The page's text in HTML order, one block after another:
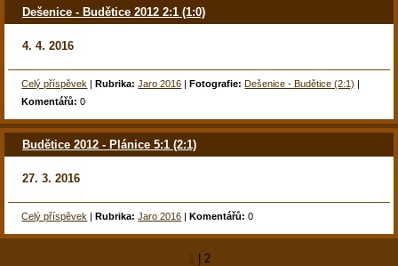
Dešenice - Budětice 2012 2:1 (1:0)
4. 4. 2016
Celý příspěvek |Rubrika: Jaro 2016 |Fotografie: Dešenice - Budětice (2:1) |
Komentářů: 0
Budětice 2012 - Plánice 5:1 (2:1)
27. 3. 2016
Celý příspěvek |Rubrika: Jaro 2016 |Komentářů: 0
2